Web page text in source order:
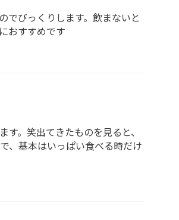
でびっくりします。飲まないと
おすすめです
。笑出てきたものを見ると、
、基本はいっぱい食べる時だけ